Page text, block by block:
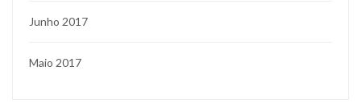
Junho 2017
Maio 2017